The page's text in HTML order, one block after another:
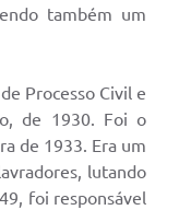
também um
Processo Civil e
de 1930. Foi o
de 1933. Era um
lutando
foi responsável